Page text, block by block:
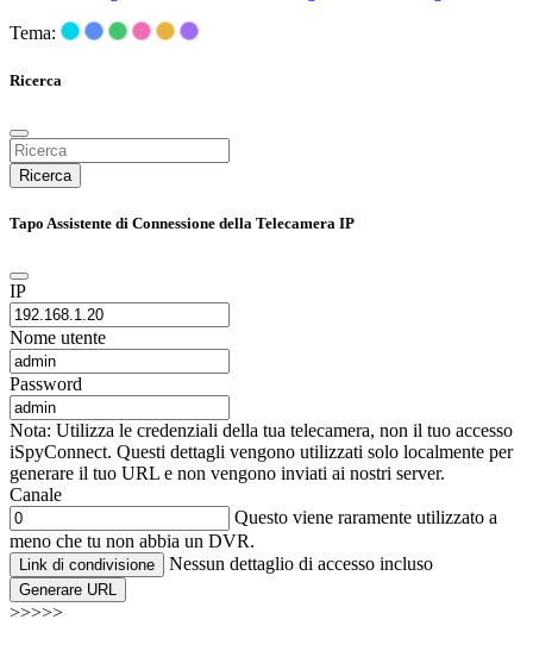
Tema:
Ricerca
Ricerca
Tapo Assistente di Connessione della Telecamera IP
IP
Nome utente
Password
Nota: Utilizza le credenziali della tua telecamera, non il tuo accesso
iSpyConnect. Questi dettagli vengono utilizzati solo localmente per
generare il tuo URL e non vengono inviati ai nostri server.
Canale
Questo viene raramente utilizzato a
meno che tu non abbia un DVR.
Link di condivisione Nessun dettaglio di accesso incluso
Generare URL
>>>>>